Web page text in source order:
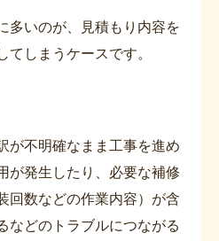
多いのが、見積もり内容を
しまうケースです。
が不明確なまま工事を進め
が発生したり、必要な補修
回数などの作業内容）が含
などのトラブルにつながる